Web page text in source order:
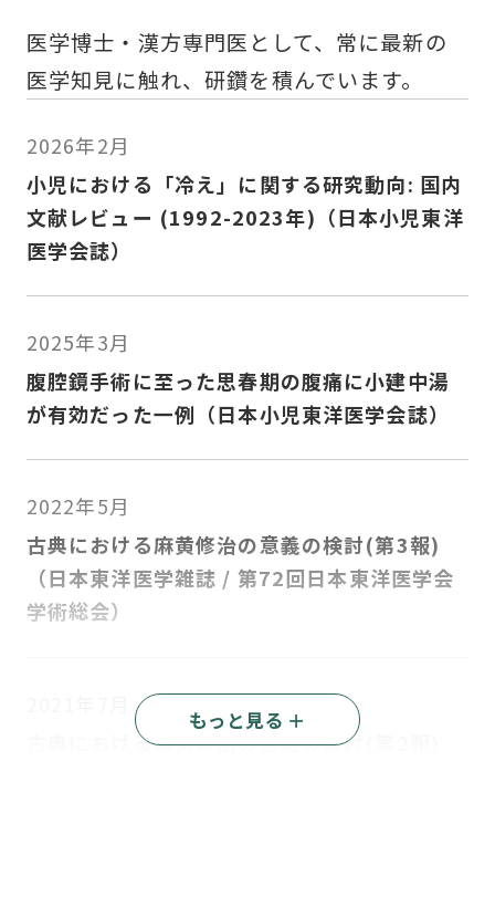
医学博士・漢方専門医として、常に最新の
医学知見に触れ、研鑽を積んでいます。
2026年2月
小児における「冷え」に関する研究動向: 国内
文献レビュー (1992-2023年)（日本小児東洋
医学会誌）
2025年3月
腹腔鏡手術に至った思春期の腹痛に小建中湯
が有効だった一例（日本小児東洋医学会誌）
2022年5月
古典における麻黄修治の意義の検討(第3報)
（日本東洋医学雑誌 / 第72回日本東洋医学会
学術総会）
古典における麻黄修治の意義の検討(第2報)
もっと見る ＋